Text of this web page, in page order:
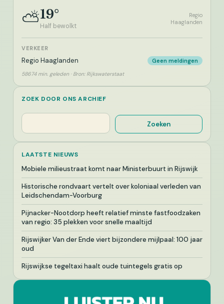
⛅19°
Half bewolkt
Regio
Haaglanden
VERKEER
Regio Haaglanden Geen meldingen
58674 min. geleden · Bron: Rijkswaterstaat
ZOEK DOOR ONS ARCHIEF
Zoeken
Zoeken
LAATSTE NIEUWS
Mobiele milieustraat komt naar Ministerbuurt in Rijswijk
Historische rondvaart vertelt over koloniaal verleden van
Leidschendam-Voorburg
Pijnacker-Nootdorp heeft relatief minste fastfoodzaken
van regio: 35 plekken voor snelle maaltijd
Rijswijker Van der Ende viert bijzondere mijlpaal: 100 jaar
oud
Rijswijkse tegeltaxi haalt oude tuintegels gratis op